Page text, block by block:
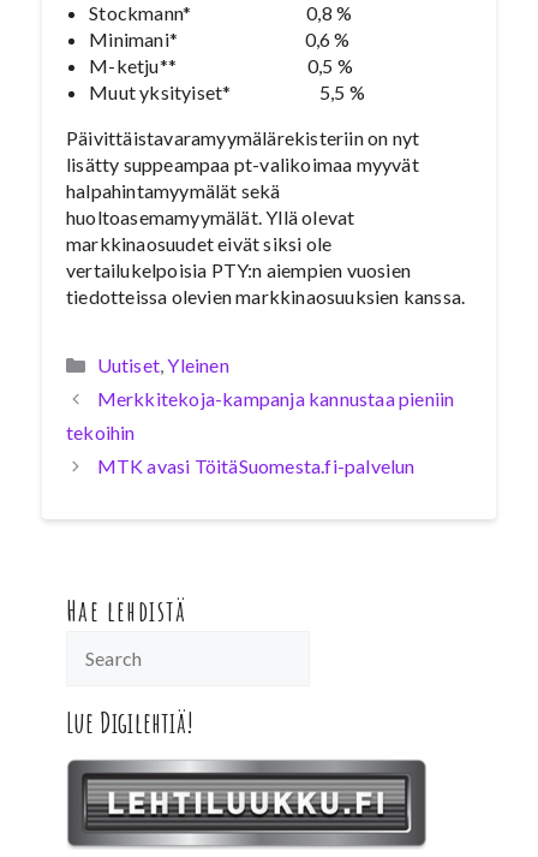
Stockmann* 0,8 %
Minimani* 0,6 %
M-ketju** 0,5 %
Muut yksityiset* 5,5 %
Päivittäistavaramyymälärekisteriin on nyt
lisätty suppeampaa pt-valikoimaa myyvät
halpahintamyymälät sekä
huoltoasemamyymälät. Yllä olevat
markkinaosuudet eivät siksi ole
vertailukelpoisia PTY:n aiempien vuosien
tiedotteissa olevien markkinaosuuksien kanssa.
Kategoriat
Uutiset,Yleinen
Merkkitekoja-kampanja kannustaa pieniin
tekoihin
MTK avasi TöitäSuomesta.fi-palvelun
Hae lehdistä
Lue Digilehtiä!